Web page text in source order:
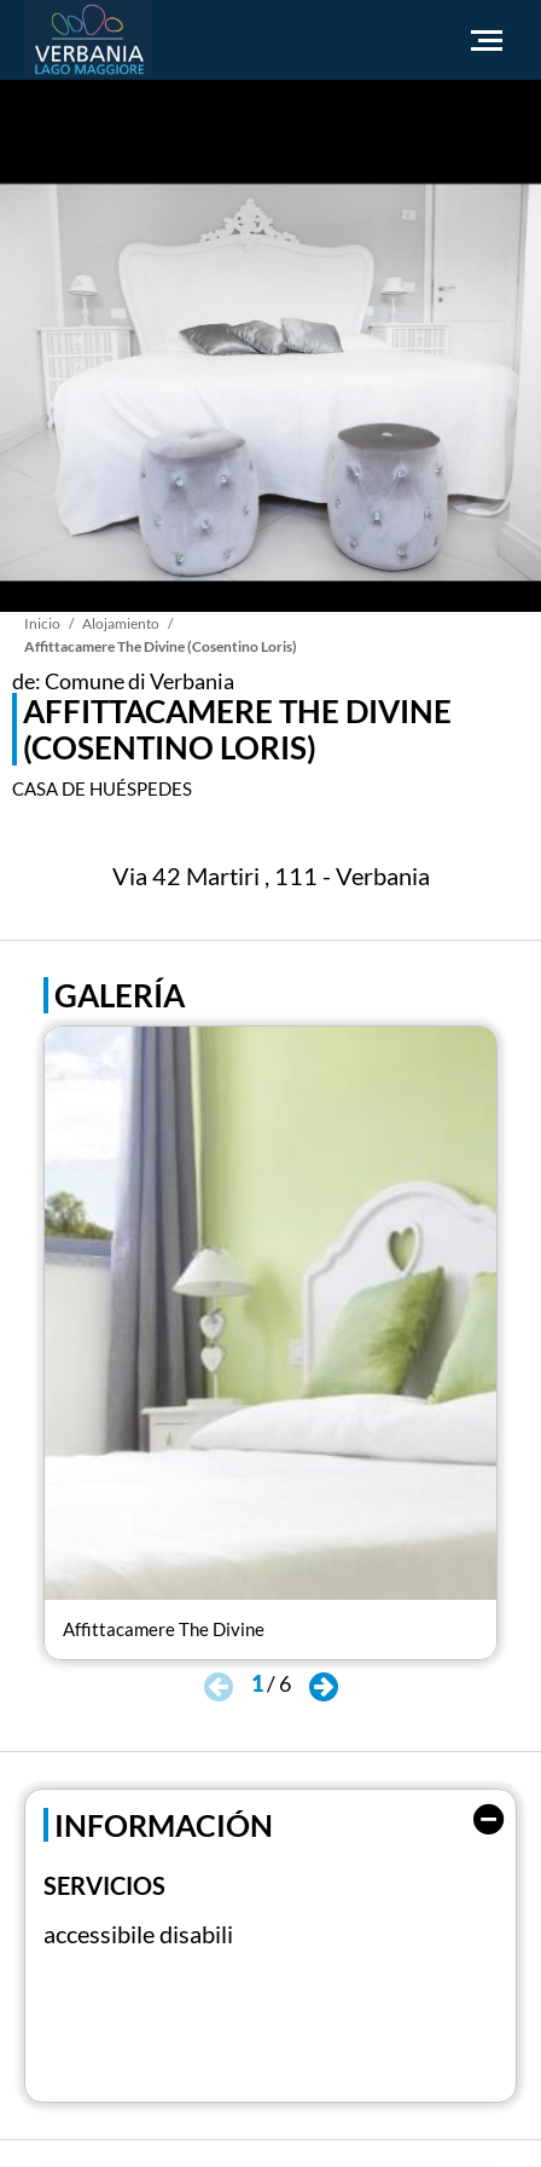
Punto de información turística
El tiempo
Podemos ayudarte?
Ir al sitio web oficial
Sobrescribir
enlaces
de
la
navegación
Inicio
Alojamiento
Affittacamere The Divine (Cosentino Loris)
de: Comune di Verbania
AFFITTACAMERE THE DIVINE
(COSENTINO LORIS)
CASA DE HUÉSPEDES
Via 42 Martiri , 111 - Verbania
GALERÍA
Affittacamere The Divine
1/6
INFORMACIÓN
SERVICIOS
accessibile disabili